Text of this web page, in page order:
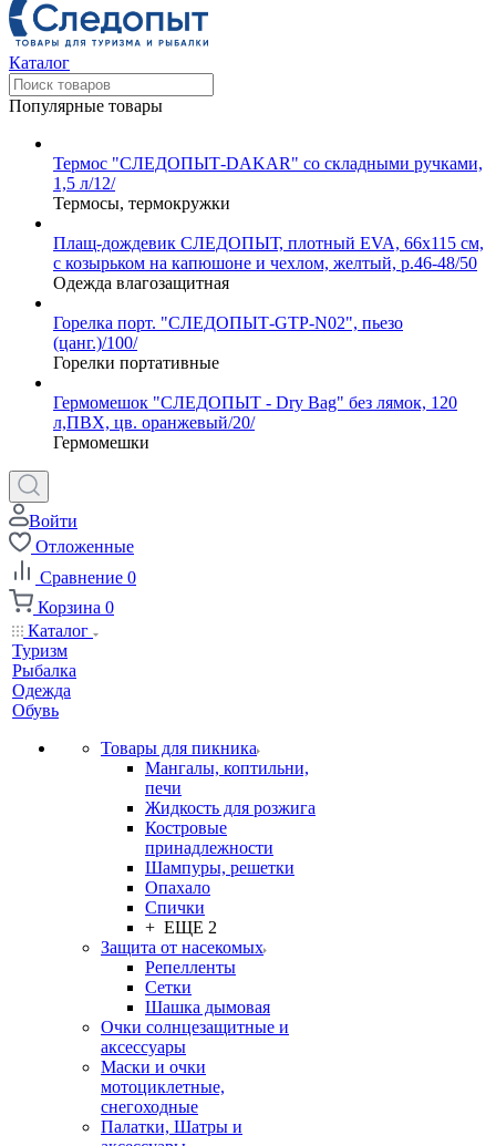
Каталог
Популярные товары
Термос "СЛЕДОПЫТ-DAKAR" со складными ручками,
1,5 л/12/
Термосы, термокружки
Плащ-дождевик СЛЕДОПЫТ, плотный EVA, 66х115 см,
с козырьком на капюшоне и чехлом, желтый, р.46-48/50
Одежда влагозащитная
Горелка порт. "СЛЕДОПЫТ-GTP-N02", пьезо
(цанг.)/100/
Горелки портативные
Гермомешок "СЛЕДОПЫТ - Dry Bag" без лямок, 120
л,ПВХ, цв. оранжевый/20/
Гермомешки
Войти
Отложенные
Сравнение 0
Корзина 0
Каталог
Туризм
Рыбалка
Одежда
Обувь
Товары для пикника
Мангалы, коптильни,
печи
Жидкость для розжига
Костровые
принадлежности
Шампуры, решетки
Опахало
Спички
+ ЕЩЕ 2
Защита от насекомых
Репелленты
Сетки
Шашка дымовая
Очки солнцезащитные и
аксессуары
Маски и очки
мотоциклетные,
снегоходные
Палатки, Шатры и